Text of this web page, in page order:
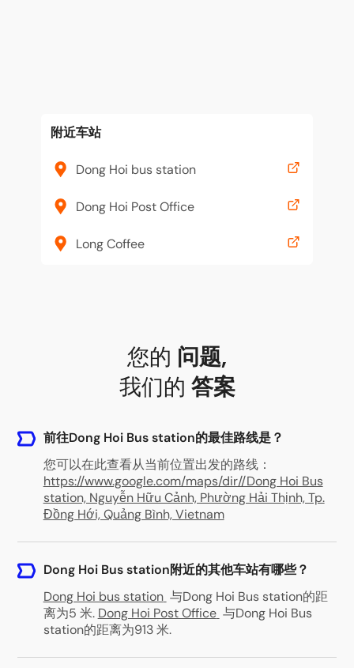
附近车站
Dong Hoi bus station
Dong Hoi Post Office
Long Coffee
您的 问题,
我们的 答案
前往Dong Hoi Bus station的最佳路线是？
您可以在此查看从当前位置出发的路线：
https://www.google.com/maps/dir//Dong Hoi Bus
station, Nguyễn Hữu Cảnh, Phường Hải Thịnh, Tp.
Đồng Hới, Quảng Bình, Vietnam
Dong Hoi Bus station附近的其他车站有哪些？
Dong Hoi bus station 与Dong Hoi Bus station的距
离为5 米. Dong Hoi Post Office 与Dong Hoi Bus
station的距离为913 米.